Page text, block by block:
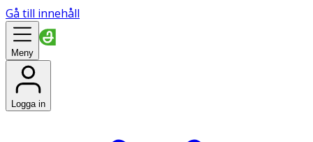
Gå till innehåll
Meny
Logga in